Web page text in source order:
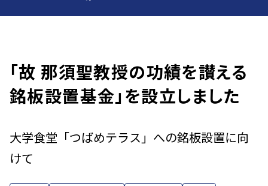
「故 那須聖教授の功績を讃える
銘板設置基金」を設立しました
大学食堂「つばめテラス」への銘板設置に向
けて